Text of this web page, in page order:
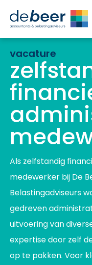
naar
inhoud
vacature
Als zelfstandig
medewerker bij De
Belastingadviseurs
gedreven
uitvoering van
expertise door zelf
op te pakken. Voor